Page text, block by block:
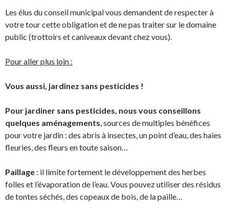
Les élus du conseil municipal vous demandent de respecter à
votre tour cette obligation et de ne pas traiter sur le domaine
public (trottoirs et caniveaux devant chez vous).
Pour aller plus loin :
Vous aussi, jardinez sans pesticides !
Pour jardiner sans pesticides, nous vous conseillons
quelques aménagements, sources de multiples bénéfices
pour votre jardin : des abris à insectes, un point d’eau, des haies
fleuries, des fleurs en toute saison…
Paillage : il limite fortement le développement des herbes
folles et l’évaporation de l’eau. Vous pouvez utiliser des résidus
de tontes séchés, des copeaux de bois, de la paille…